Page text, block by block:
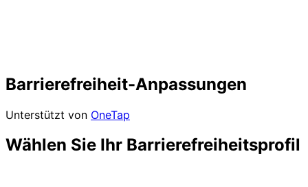
Barrierefreiheit-Anpassungen
Unterstützt von OneTap
Wählen Sie Ihr Barrierefreiheitsprofil